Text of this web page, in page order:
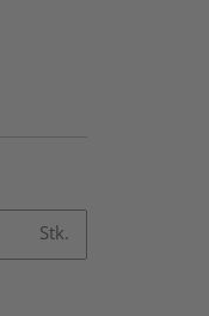
Stk.